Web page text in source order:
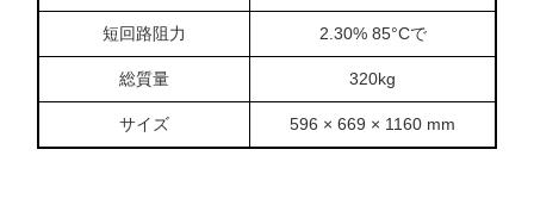
短回路阻力 2.30% 85°Cで
総質量 320kg
サイズ 596 × 669 × 1160 mm